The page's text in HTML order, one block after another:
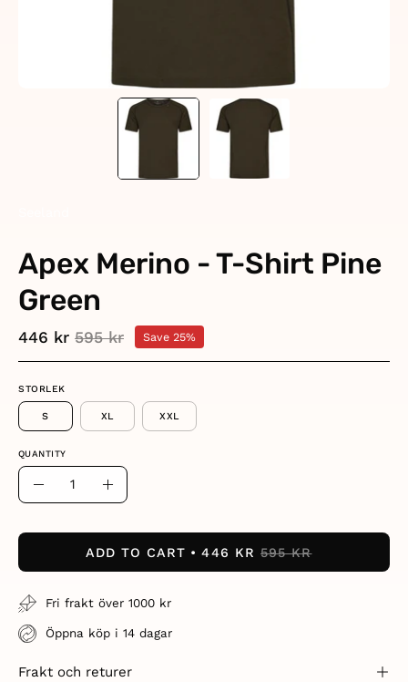
Apex Merino - T-Shirt Pine
Green
446 kr 595 kr Save 25%
STORLEK
S XL XXL
QUANTITY
Quantity
Decrease Increase
ADD TO CART 446 KR 595 KR
Fri frakt över 1000 kr
Öppna köp i 14 dagar
Frakt och returer